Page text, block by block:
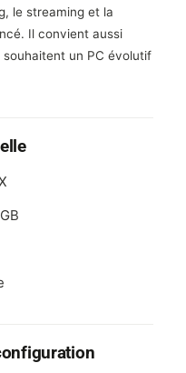
le streaming et la
Il convient aussi
un PC évolutif